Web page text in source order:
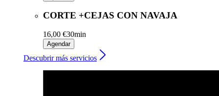
CORTE +CEJAS CON NAVAJA
16,00 €30min
Agendar
Descubrir más servicios